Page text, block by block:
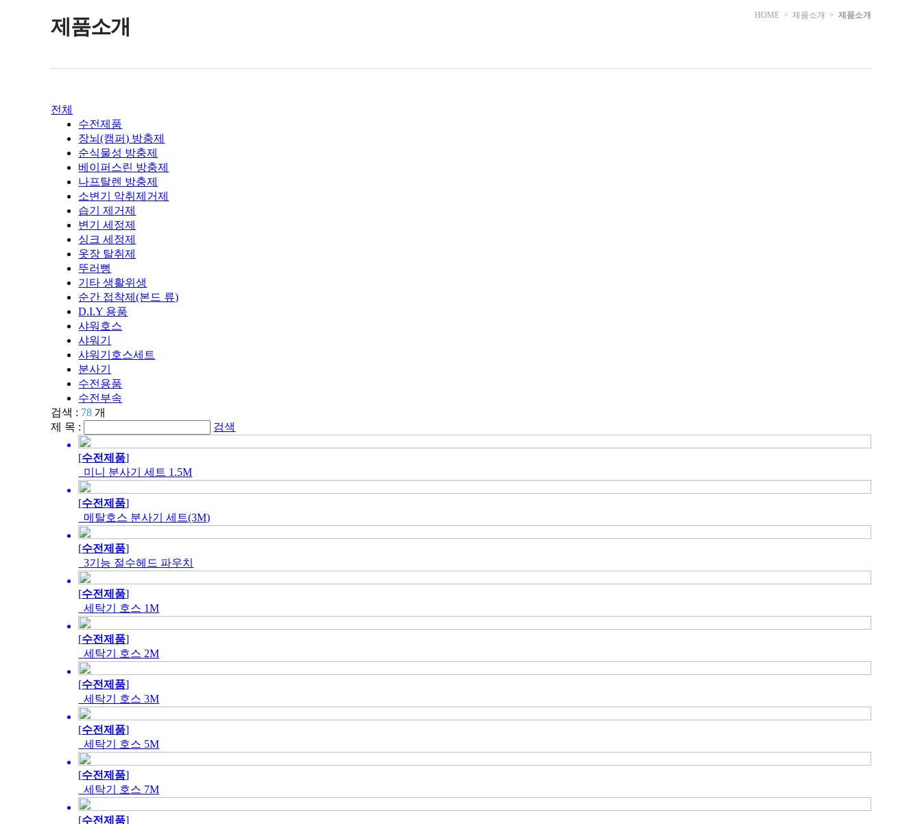
제품소개
HOME > 제품소개 > 제품소개
전체
수전제품
장뇌(캠퍼) 방충제
순식물성 방충제
베이퍼스린 방충제
나프탈렌 방충제
소변기 악취제거제
습기 제거제
변기 세정제
싱크 세정제
옷장 탈취제
뚜러뻥
기타 생활위생
순간 접착제(본드 류)
D.I.Y 용품
샤워호스
샤워기
샤워기호스세트
분사기
수전용품
수전부속
검색 : 78 개
제 목 :
검색
[수전제품]
미니 분사기 세트 1.5M
[수전제품]
메탈호스 분사기 세트(3M)
[수전제품]
3기능 절수헤드 파우치
[수전제품]
세탁기 호스 1M
[수전제품]
세탁기 호스 2M
[수전제품]
세탁기 호스 3M
[수전제품]
세탁기 호스 5M
[수전제품]
세탁기 호스 7M
[수전제품]